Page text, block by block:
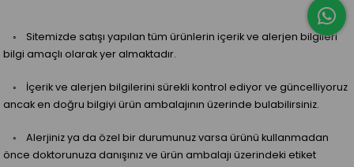
◦ Sitemizde satışı yapılan tüm ürünlerin içerik ve alerjen bilgileri
bilgi amaçlı olarak yer almaktadır.
◦ İçerik ve alerjen bilgilerini sürekli kontrol ediyor ve güncelliyoruz
ancak en doğru bilgiyi ürün ambalajının üzerinde bulabilirsiniz.
◦ Alerjiniz ya da özel bir durumunuz varsa ürünü kullanmadan
önce doktorunuza danışınız ve ürün ambalajı üzerindeki etiket